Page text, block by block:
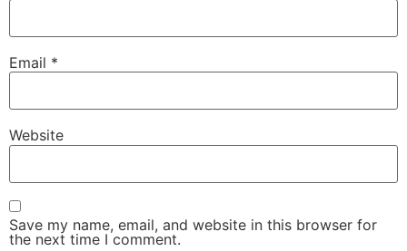
Email *
Website
Save my name, email, and website in this browser for
the next time I comment.